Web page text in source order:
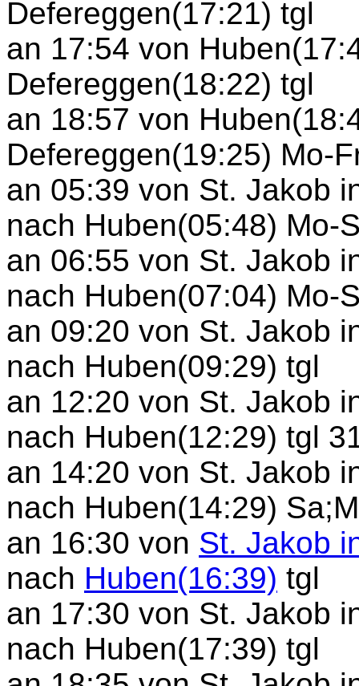
Defereggen(17:21) tgl
an 17:54 von
Defereggen(18:22) tgl
an 18:57 von
Defereggen(19:25) Mo-
an 05:39 von St. Jakob
nach Huben(05:48) Mo-
an 06:55 von St. Jakob
nach Huben(07:04) Mo-
an 09:20 von St. Jakob
nach Huben(09:29) tgl
an 12:20 von St. Jakob
nach Huben(12:29) tgl
an 14:20 von St. Jakob
nach Huben(14:29)
an 16:30 von St. Jakob
nach Huben(16:39) tgl
an 17:30 von St. Jakob
nach Huben(17:39) tgl